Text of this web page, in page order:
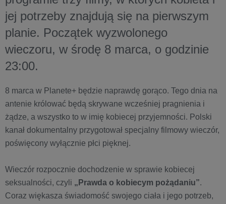
jej potrzeby znajdują się na pierwszym
planie. Początek wyzwolonego
wieczoru, w środę 8 marca, o godzinie
23:00.
8 marca w Planete+ będzie naprawdę gorąco. Tego dnia na
antenie królować będą skrywane wcześniej pragnienia i
żądze, a wszystko to w imię kobiecej przyjemności. Polski
kanał dokumentalny przygotował specjalny filmowy wieczór,
poświęcony wyłącznie płci pięknej.
Wieczór rozpocznie dochodzenie w sprawie kobiecej
seksualności, czyli „Prawda o kobiecym pożądaniu”.
Coraz więkasza świadomość swojego ciała i jego potrzeb,